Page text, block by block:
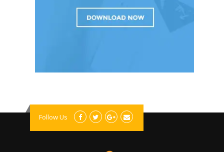
Follow Us